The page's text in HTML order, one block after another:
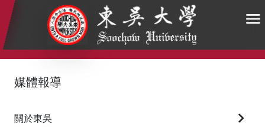
:::
媒體報導
關於東吳